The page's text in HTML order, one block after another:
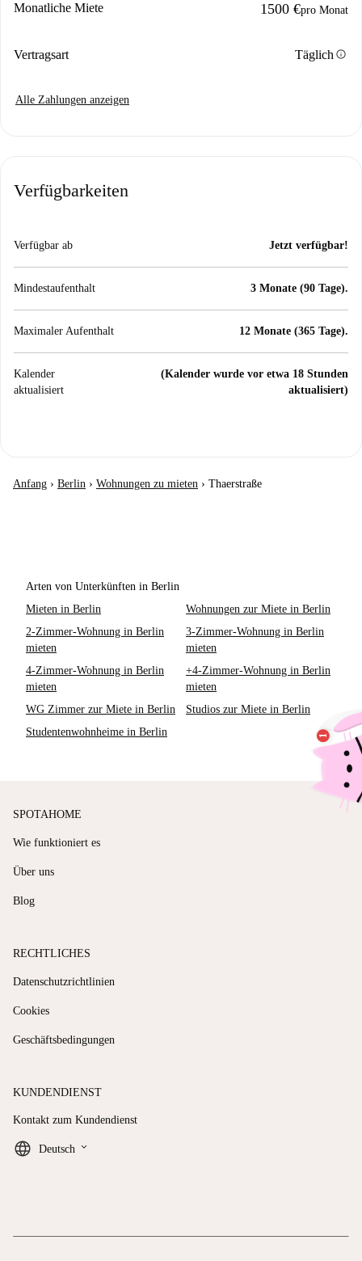
Monatliche Miete 1500 €pro Monat
Vertragsart Täglichinfo
Alle Zahlungen anzeigen
Verfügbarkeiten
Verfügbar ab Jetzt verfügbar!
Mindestaufenthalt 3 Monate (90 Tage).
Maximaler Aufenthalt 12 Monate (365 Tage).
Kalender
aktualisiert
(Kalender wurde vor etwa 18 Stunden
aktualisiert)
Anfang › Berlin › Wohnungen zu mieten › Thaerstraße
Arten von Unterkünften in Berlin
Mieten in Berlin
Wohnungen zur Miete in Berlin
2-Zimmer-Wohnung in Berlin
mieten
3-Zimmer-Wohnung in Berlin
mieten
4-Zimmer-Wohnung in Berlin
mieten
+4-Zimmer-Wohnung in Berlin
mieten
WG Zimmer zur Miete in Berlin
Studios zur Miete in Berlin
Studentenwohnheime in Berlin
SPOTAHOME
Wie funktioniert es
Über uns
Blog
RECHTLICHES
Datenschutzrichtlinien
Cookies
Geschäftsbedingungen
KUNDENDIENST
Kontakt zum Kundendienst
Deutsch keyboard_arrow_down